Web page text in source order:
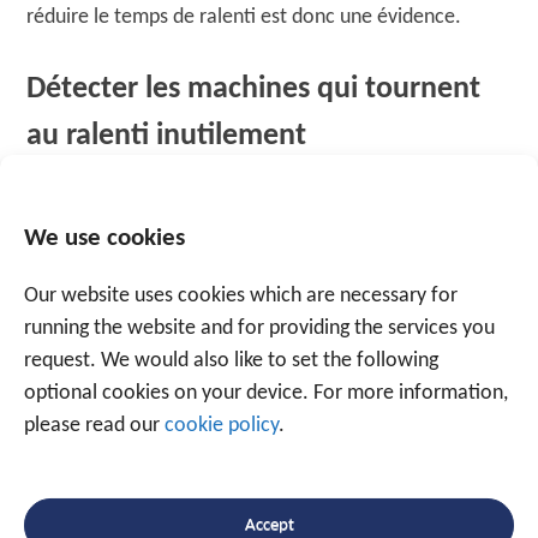
We use cookies
Our website uses cookies which are necessary for
running the website and for providing the services you
request. We would also like to set the following
optional cookies on your device. For more information,
please read our cookie policy.
Accept
réduire le temps de ralenti est donc une évidence.
Détecter les machines qui tournent
au ralenti inutilement
machines, pouvez-vous identifier précisément les
extension de notre solution standard desuivi et de
traçabilité des machinesapporte la solution. Grâce à
un capteur Bluetooth intelligent, nous pouvons
détecter si une machine est réellement utilisée et ne
tourne pas inutilement sans activité. Si l'intervalle de
automatiquement envoyé au répartiteur, qui peut alors
contacter l'opérateur pour déterminer la raison de